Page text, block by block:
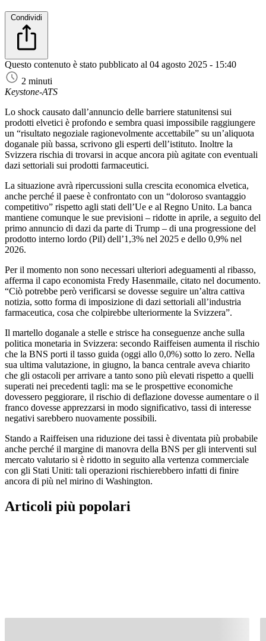
Condividi
Questo contenuto è stato pubblicato al 04 agosto 2025 - 15:40
2 minuti
Keystone-ATS
Lo shock causato dall’annuncio delle barriere statunitensi sui
prodotti elvetici è profondo e sembra quasi impossibile raggiungere
un “risultato negoziale ragionevolmente accettabile” su un’aliquota
doganale più bassa, scrivono gli esperti dell’istituto. Inoltre la
Svizzera rischia di trovarsi in acque ancora più agitate con eventuali
dazi settoriali sui prodotti farmaceutici.
La situazione avrà ripercussioni sulla crescita economica elvetica,
anche perché il paese è confrontato con un “doloroso svantaggio
competitivo” rispetto agli stati dell’Ue e al Regno Unito. La banca
mantiene comunque le sue previsioni – ridotte in aprile, a seguito del
primo annuncio di dazi da parte di Trump – di una progressione del
prodotto interno lordo (Pil) dell’1,3% nel 2025 e dello 0,9% nel
2026.
Per il momento non sono necessari ulteriori adeguamenti al ribasso,
afferma il capo economista Fredy Hasenmaile, citato nel documento.
“Ciò potrebbe però verificarsi se dovesse seguire un’altra cattiva
notizia, sotto forma di imposizione di dazi settoriali all’industria
farmaceutica, cosa che colpirebbe ulteriormente la Svizzera”.
Il martello doganale a stelle e strisce ha conseguenze anche sulla
politica monetaria in Svizzera: secondo Raiffeisen aumenta il rischio
che la BNS porti il tasso guida (oggi allo 0,0%) sotto lo zero. Nella
sua ultima valutazione, in giugno, la banca centrale aveva chiarito
che gli ostacoli per arrivare a tanto sono più elevati rispetto a quelli
superati nei precedenti tagli: ma se le prospettive economiche
dovessero peggiorare, il rischio di deflazione dovesse aumentare o il
franco dovesse apprezzarsi in modo significativo, tassi di interesse
negativi sarebbero nuovamente possibili.
Stando a Raiffeisen una riduzione dei tassi è diventata più probabile
anche perché il margine di manovra della BNS per gli interventi sul
mercato valutario si è ridotto in seguito alla vertenza commerciale
con gli Stati Uniti: tali operazioni rischierebbero infatti di finire
ancora di più nel mirino di Washington.
Articoli più popolari